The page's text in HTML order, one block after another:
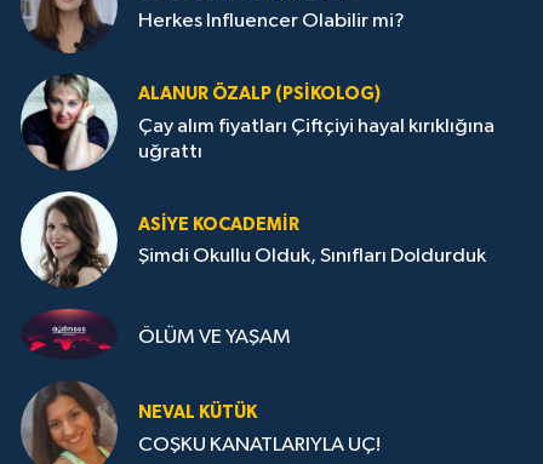
Herkes Influencer Olabilir mi?
ALANUR ÖZALP (PSIKOLOG)
Çay alım fiyatları Çiftçiyi hayal kırıklığına
uğrattı
ASIYE KOCADEMİR
Şimdi Okullu Olduk, Sınıfları Doldurduk
ÖLÜM VE YAŞAM
NEVAL KÜTÜK
COŞKU KANATLARIYLA UÇ!